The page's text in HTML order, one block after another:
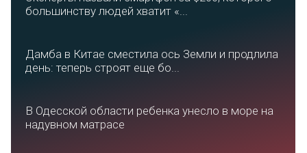
большинству людей хватит «...
Дамба в Китае сместила ось Земли и продлила
день: теперь строят еще бо...
В Одесской области ребенка унесло в море на
надувном матрасе